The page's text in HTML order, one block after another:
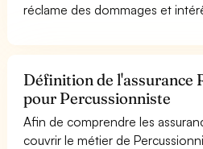
réclame des dommages et
Définition de l'assurance
pour Percussionniste
Afin de comprendre les
couvrir le métier de